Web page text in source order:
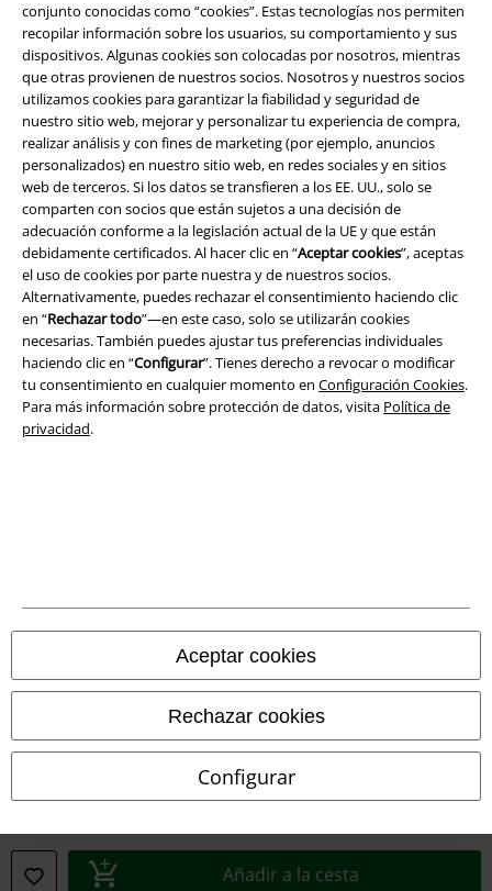
conjunto conocidas como “cookies”. Estas tecnologías nos permiten
recopilar información sobre los usuarios, su comportamiento y sus
dispositivos. Algunas cookies son colocadas por nosotros, mientras
que otras provienen de nuestros socios. Nosotros y nuestros socios
utilizamos cookies para garantizar la fiabilidad y seguridad de
nuestro sitio web, mejorar y personalizar tu experiencia de compra,
realizar análisis y con fines de marketing (por ejemplo, anuncios
personalizados) en nuestro sitio web, en redes sociales y en sitios
web de terceros. Si los datos se transfieren a los EE. UU., solo se
comparten con socios que están sujetos a una decisión de
adecuación conforme a la legislación actual de la UE y que están
debidamente certificados. Al hacer clic en “Aceptar cookies”, aceptas
el uso de cookies por parte nuestra y de nuestros socios.
Alternativamente, puedes rechazar el consentimiento haciendo clic
en “Rechazar todo”—en este caso, solo se utilizarán cookies
necesarias. También puedes ajustar tus preferencias individuales
haciendo clic en “Configurar”. Tienes derecho a revocar o modificar
tu consentimiento en cualquier momento en Configuración Cookies.
Para más información sobre protección de datos, visita Política de
privacidad.
Aceptar cookies
Rechazar cookies
Configurar
Añadir a la cesta
Legal
Términos y Condiciones
Aviso Legal
Ley protección de datos
Eliminación de residuos y protección del medioambiente
Declaración de Conformidad
© 1986-2026 E.M.P. Merchandising HGmbH
EMP France